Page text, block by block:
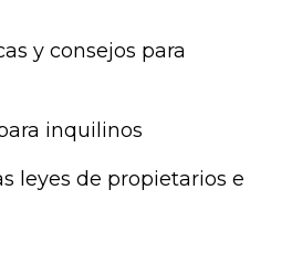
y consejos para
inquilinos
leyes de propietarios e